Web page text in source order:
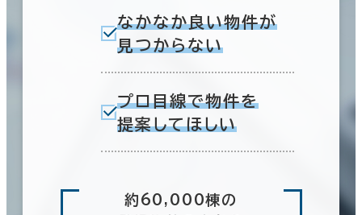
なかなか良い物件が
見つからない
プロ目線で物件を
提案してほしい
約60,000棟の